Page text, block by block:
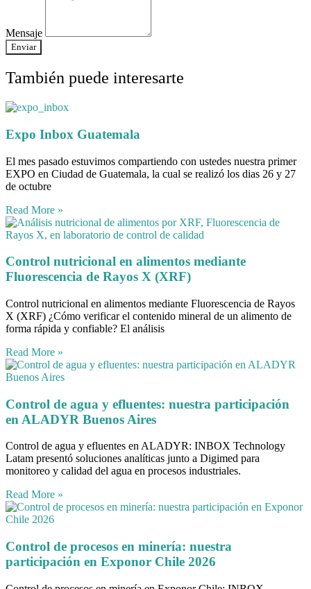
Mensaje
Enviar
También puede interesarte
Expo Inbox Guatemala
El mes pasado estuvimos compartiendo con ustedes nuestra primer
EXPO en Ciudad de Guatemala, la cual se realizó los dias 26 y 27
de octubre
Read More »
Control nutricional en alimentos mediante
Fluorescencia de Rayos X (XRF)
Control nutricional en alimentos mediante Fluorescencia de Rayos
X (XRF) ¿Cómo verificar el contenido mineral de un alimento de
forma rápida y confiable? El análisis
Read More »
Control de agua y efluentes: nuestra participación
en ALADYR Buenos Aires
Control de agua y efluentes en ALADYR: INBOX Technology
Latam presentó soluciones analíticas junto a Digimed para
monitoreo y calidad del agua en procesos industriales.
Read More »
Control de procesos en minería: nuestra
participación en Exponor Chile 2026